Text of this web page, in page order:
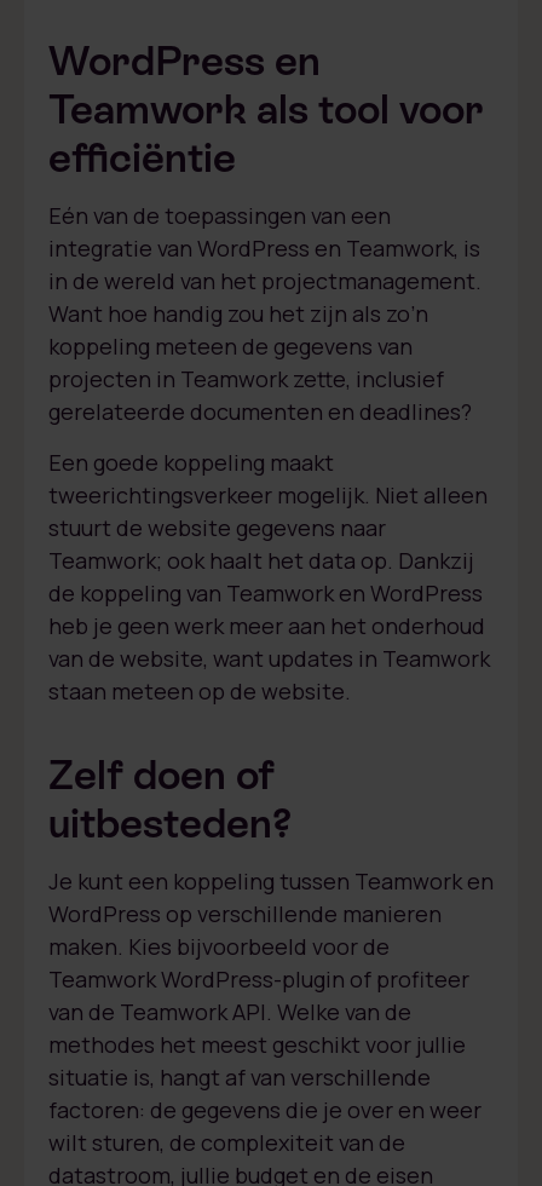
WordPress en
Teamwork als tool voor
efficiëntie
Eén van de toepassingen van een
integratie van WordPress en Teamwork, is
in de wereld van het projectmanagement.
Want hoe handig zou het zijn als zo’n
koppeling meteen de gegevens van
projecten in Teamwork zette, inclusief
gerelateerde documenten en deadlines?
Een goede koppeling maakt
tweerichtingsverkeer mogelijk. Niet alleen
stuurt de website gegevens naar
Teamwork; ook haalt het data op. Dankzij
de koppeling van Teamwork en WordPress
heb je geen werk meer aan het onderhoud
van de website, want updates in Teamwork
staan meteen op de website.
Zelf doen of
uitbesteden?
Je kunt een koppeling tussen Teamwork en
WordPress op verschillende manieren
maken. Kies bijvoorbeeld voor de
Teamwork WordPress-plugin of profiteer
van de Teamwork API. Welke van de
methodes het meest geschikt voor jullie
situatie is, hangt af van verschillende
factoren: de gegevens die je over en weer
wilt sturen, de complexiteit van de
datastroom, jullie budget en de eisen